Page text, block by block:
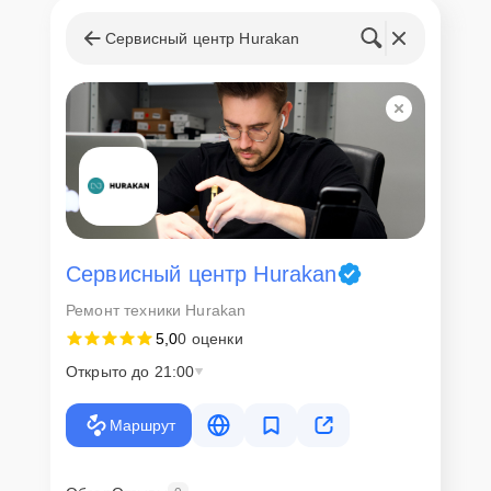
запчастей
Для всех клиентов действуют демократичные и фиксированные
цены. Конечная стоимость работ обсуждается с клиентом и не в
коем случае не может измениться в процессе работ. Сервис не
навязывает клиентам дополнительные услуги и не
предусматривает скрытые платежи. Рассчитать предварительную
стоимость ремонта можно с помощью нашегоКалькулятора
Скорость диагностики и
ремонта
Наша компания ценит время клиентов и понимает важность
оперативного решения любых вопросов. В среднем, ремонт
клиент сможет забрать свой гаджет в этот же день. При
Внимание! Устройство отправляется на ремонт только после
согласования вариантов запчастей и стоимости ремонта с
Сервисный центр Hurakan
Сервисный центр Hurakan
Ремонт техники Hurakan
5,00 оценки
Открыто до 21:00
Маршрут